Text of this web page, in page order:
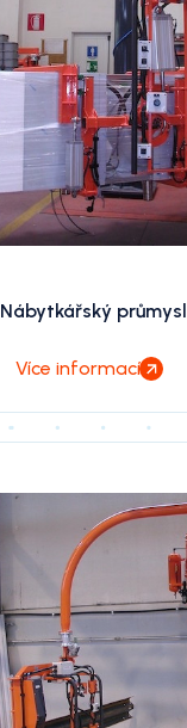
Nábytkářský průmysl
Více informací